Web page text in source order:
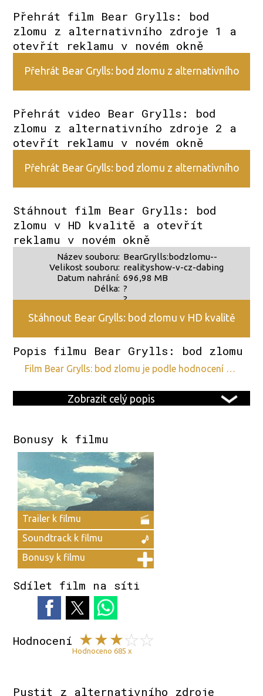
Přehrát film Bear Grylls: bod
zlomu z alternativního zdroje 1 a
otevřít reklamu v novém okně
Přehrát Bear Grylls: bod zlomu z alternativního
Přehrát video Bear Grylls: bod
zlomu z alternativního zdroje 2 a
otevřít reklamu v novém okně
Přehrát Bear Grylls: bod zlomu z alternativního
Stáhnout film Bear Grylls: bod
zlomu v HD kvalitě a otevřít
reklamu v novém okně
Název souboru:
Velikost souboru:
Datum nahrání:
Délka:
BearGrylls:bodzlomu--
realityshow-v-cz-dabing
696,98 MB
?
?
Stáhnout Bear Grylls: bod zlomu v HD kvalitě
Popis filmu Bear Grylls: bod zlomu
film Bear Grylls: bod zlomu je podle hodnocení …
Zobrazit celý popis
Bonusy k filmu
Trailer k filmu
Soundtrack k filmu
Bonusy k filmu
Sdílet film na síti
Hodnocení
Hodnoceno 685 x
Pustit z alternativního zdroje